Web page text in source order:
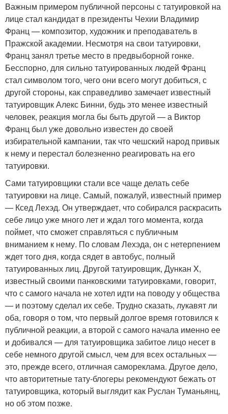
Важным примером публичной персоны с татуировкой на
лице стал кандидат в президенты Чехии Владимир
Франц — композитор, художник и преподаватель в
Пражской академии. Несмотря на свои татуировки,
Франц занял третье место в предвыборной гонке.
Бесспорно, для сильно татуированных людей Франц
стал символом того, чего они всего могут добиться, с
другой стороны, как справедливо замечает известный
татуировщик Алекс Бинни, будь это менее известный
человек, реакция могла бы быть другой — а Виктор
Франц был уже довольно известен до своей
избирательной кампании, так что чешский народ привык
к нему и перестал болезненно реагировать на его
татуировки.
Сами татуировщики стали все чаще делать себе
татуировки на лице. Самый, пожалуй, известный пример
— Ксед Лехэд. Он утверждает, что собирался раскрасить
себе лицо уже много лет и ждал того момента, когда
поймет, что сможет справляться с публичным
вниманием к нему. По словам Лехэда, он с нетерпением
ждет того дня, когда сядет в автобус, полный
татуированных лиц. Другой татуировщик, Дункан X,
известный своими панковскими татуировками, говорит,
что с самого начала не хотел идти на поводу у общества
— и поэтому сделал их себе. Трудно сказать, лукавят ли
оба, говоря о том, что первый долгое время готовился к
публичной реакции, а второй с самого начала именно ее
и добивался — для татуировщика забитое лицо несет в
себе немного другой смысл, чем для всех остальных —
это, прежде всего, отличная самореклама. Другое дело,
что авторитетные тату-блогеры рекомендуют бежать от
татуировщика, который выглядит как Руслан Туманьянц,
но об этом позже.